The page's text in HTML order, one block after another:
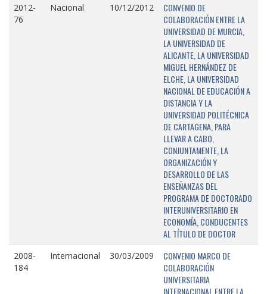
2012-
76
Nacional 10/12/2012
CONVENIO DE
COLABORACIÓN ENTRE LA
UNIVERSIDAD DE MURCIA,
LA UNIVERSIDAD DE
ALICANTE, LA UNIVERSIDAD
MIGUEL HERNÁNDEZ DE
ELCHE, LA UNIVERSIDAD
NACIONAL DE EDUCACIÓN A
DISTANCIA Y LA
UNIVERSIDAD POLITÉCNICA
DE CARTAGENA, PARA
LLEVAR A CABO,
CONJUNTAMENTE, LA
ORGANIZACIÓN Y
DESARROLLO DE LAS
ENSEÑANZAS DEL
PROGRAMA DE DOCTORADO
INTERUNIVERSITARIO EN
ECONOMÍA, CONDUCENTES
AL TÍTULO DE DOCTOR
2008-
184
Internacional 30/03/2009
CONVENIO MARCO DE
COLABORACIÓN
UNIVERSITARIA
INTERNACIONAL ENTRE LA